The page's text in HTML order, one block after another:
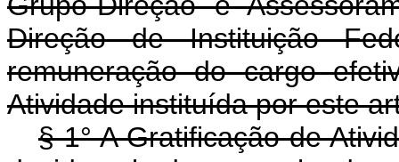
Direção de Instituição
remuneração do cargo
Atividade instituída por este
§ 1° A Gratificação de